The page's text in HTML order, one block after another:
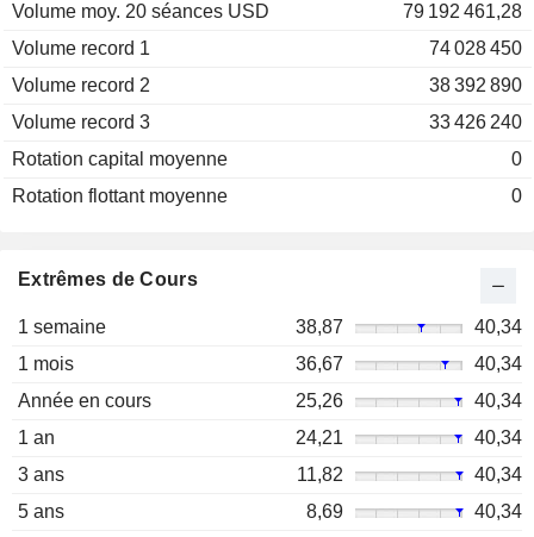
Volume moy. 20 séances USD
79 192 461,28
Volume record 1
74 028 450
Volume record 2
38 392 890
Volume record 3
33 426 240
Rotation capital moyenne
0
Rotation flottant moyenne
0
Extrêmes de Cours
1 semaine 38,87
40,34
1 mois
36,67
40,34
Année en cours
25,26
40,34
1 an
24,21
40,34
3 ans
11,82
40,34
5 ans
8,69
40,34